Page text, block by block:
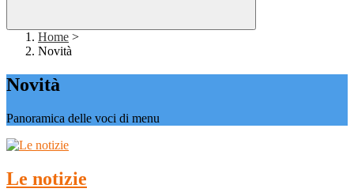
Home >
Novità
Novità
Panoramica delle voci di menu
Le notizie